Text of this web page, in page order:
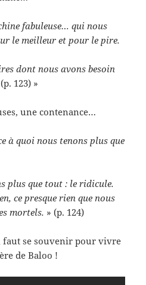
fabuleuse… qui nous
le meilleur et pour le pire.
dont nous avons besoin
123) »
une contenance…
à quoi nous tenons plus que
plus que tout : le ridicule.
ce presque rien que nous
mortels. » (p. 124)
faut se souvenir pour vivre
de Baloo !